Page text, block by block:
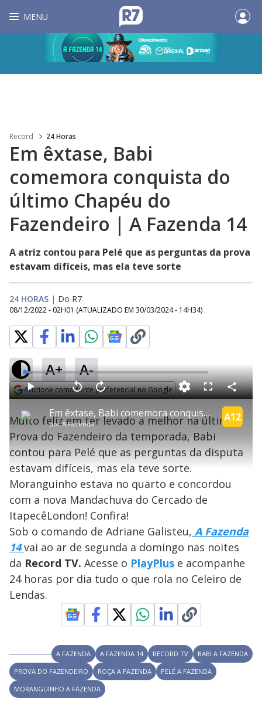
MENU
Record 24 Horas
Em êxtase, Babi
comemora conquista do
último Chapéu do
Fazendeiro | A Fazenda 14
A atriz contou para Pelé que as perguntas da prova
estavam difíceis, mas ela teve sorte
24 HORAS | Do R7
08/12/2022 - 02H01 (ATUALIZADO EM 30/03/2024 - 14H34)
A+ A-
Adicione como fonte preferencial no Google
P
l
a
y
V
i
d
e
Em êxtase, Babi comemora conquista do último Chapéu do Fazendeiro | A Fazenda 14
porA Fazenda
A12
P V
t
a
r
0
e
g
n
d
A
a
n
ç
r
1
s
e
u
n
o
s
M
u
L
o
a
d
e
4
.
3
0
%
F
l
c
e
n
C
o
m
p
a
h
a
Muito feliz em ter levado a melhor na última
Prova do Fazendeiro da temporada, Babi
contou para Pelé que as perguntas da disputa
estavam difíceis, mas ela teve sorte.
Moranguinho estava no quarto e concordou
com a nova Mandachuva do Cercado de
ItapecêLondon! Confira!
Sob o comando de Adriane Galisteu, A Fazenda
14vai ao ar de segunda a domingo nas noites
da Record TV. Acesse o PlayPlus e acompanhe
24 horas por dia tudo o que rola no Celeiro de
Lendas.
A FAZENDA A FAZENDA 14 RECORD TV
BABI A FAZENDA
PROVA DO FAZENDEIRO
ROÇA A FAZENDA
PELÉ A FAZENDA
MORANGUINHO A FAZENDA